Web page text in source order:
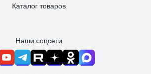
Каталог товаров
Наши соцсети